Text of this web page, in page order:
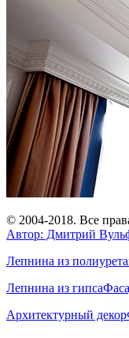
© 2004-2018. Все
Автор: Дмитрий
Лепнина из
Лепнина из гипса
Архитектурный декор